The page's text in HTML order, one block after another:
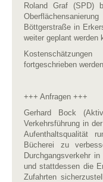
Roland Graf (SPD)
Böttgerstraße in
weiter geplant werden
fortgeschrieben
+++ Anfragen +++
Gerhard Bock
Verkehrsführung in
Aufenthaltsqualität
Bücherei zu
Durchgangsverkehr
und stattdessen die
Zufahrten